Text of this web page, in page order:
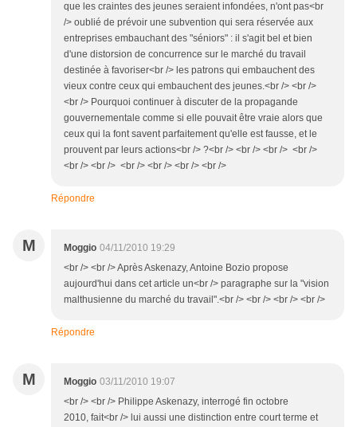
que les craintes des jeunes seraient infondées, n'ont pas<br
/> oublié de prévoir une subvention qui sera réservée aux
entreprises embauchant des "séniors" : il s'agit bel et bien
d'une distorsion de concurrence sur le marché du travail
destinée à favoriser<br /> les patrons qui embauchent des
vieux contre ceux qui embauchent des jeunes.<br /> <br />
<br /> Pourquoi continuer à discuter de la propagande
gouvernementale comme si elle pouvait être vraie alors que
ceux qui la font savent parfaitement qu'elle est fausse, et le
prouvent par leurs actions<br /> ?<br /> <br /> <br /> <br />
<br /> <br /> <br /> <br /> <br /> <br />
Répondre
M Moggio 04/11/2010 19:29
<br /> <br /> Après Askenazy, Antoine Bozio propose
aujourd'hui dans cet article un<br /> paragraphe sur la "vision
malthusienne du marché du travail".<br /> <br /> <br /> <br />
Répondre
M Moggio 03/11/2010 19:07
<br /> <br /> Philippe Askenazy, interrogé fin octobre
2010, fait<br /> lui aussi une distinction entre court terme et